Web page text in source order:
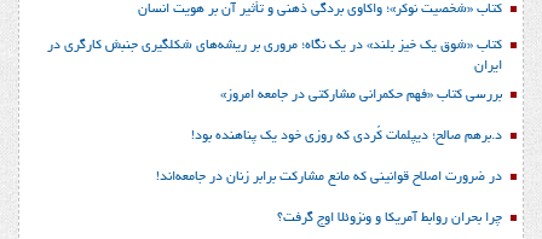
کتاب «شخصیت نوکر»؛ واکاوی بردگی ذهنی و تأثیر آن بر هویت انسان
کتاب «شوق یک خیز بلند» در یک نگاه؛ مروری بر ریشه‌های شکل‎گیری جنبش کارگری در
ایران
بررسی کتاب «فهم حکمرانی مشارکتی در جامعه امروز»
د.برهم صالح؛ دیپلمات کُردی که روزی خود یک پناهنده بود!
در ضرورت اصلاح قوانینی که مانع مشارکت برابر زنان در جامعه‌اند!
چرا بحران روابط آمریکا و ونزوئلا اوج گرفت؟